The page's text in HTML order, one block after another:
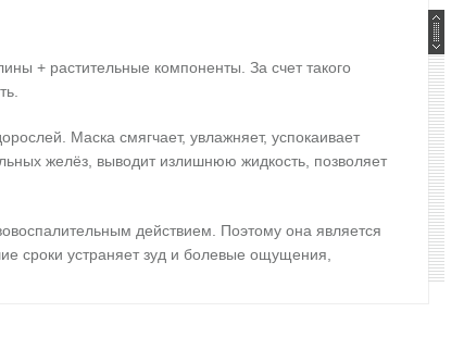
+ растительные компоненты. За счет такого
Маска смягчает, увлажняет, успокаивает
желёз, выводит излишнюю жидкость, позволяет
действием. Поэтому она является
сроки устраняет зуд и болевые ощущения,